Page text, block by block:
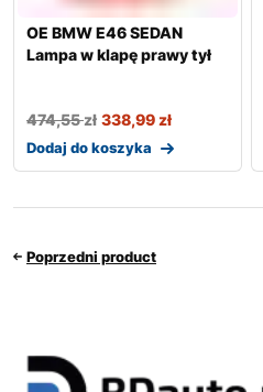
OE BMW E46 SEDAN
Lampa w klapę prawy tył
474,55zł 338,99zł
Dodaj do koszyka
Poprzedni product